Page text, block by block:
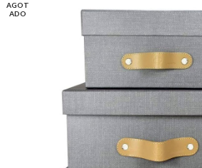
AGOT
ADO